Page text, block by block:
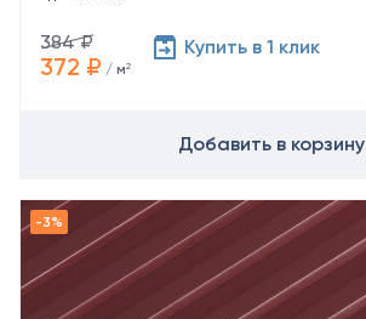
384 ₽
372 ₽ / м²
Купить в 1 клик
Добавить в корзину